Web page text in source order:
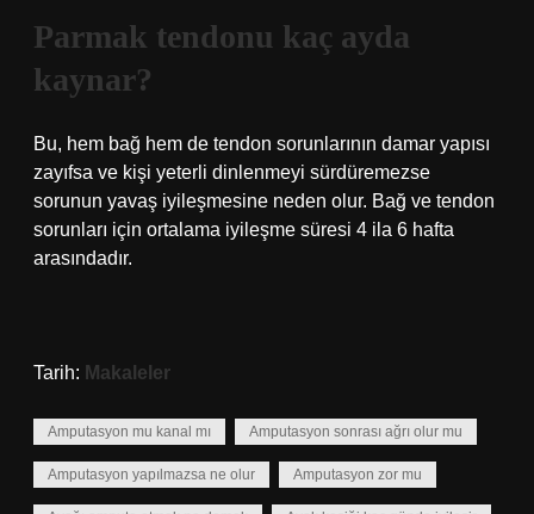
Parmak tendonu kaç ayda
kaynar?
Bu, hem bağ hem de tendon sorunlarının damar yapısı
zayıfsa ve kişi yeterli dinlenmeyi sürdüremezse
sorunun yavaş iyileşmesine neden olur. Bağ ve tendon
sorunları için ortalama iyileşme süresi 4 ila 6 hafta
arasındadır.
Tarih: Makaleler
Amputasyon mu kanal mı Amputasyon sonrası ağrı olur mu
Amputasyon yapılmazsa ne olur Amputasyon zor mu